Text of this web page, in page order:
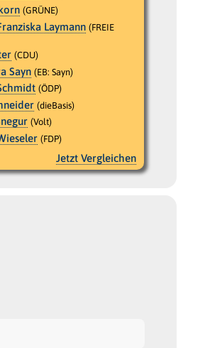
(GRÜNE)
Laymann (FREIE
(CDU)
Sayn (EB: Sayn)
(ÖDP)
(dieBasis)
(Volt)
(FDP)
Jetzt Vergleichen